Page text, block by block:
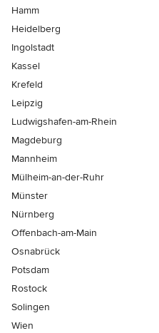
Hamm
Heidelberg
Ingolstadt
Kassel
Krefeld
Leipzig
Ludwigshafen-am-Rhein
Magdeburg
Mannheim
Mülheim-an-der-Ruhr
Münster
Nürnberg
Offenbach-am-Main
Osnabrück
Potsdam
Rostock
Solingen
Wien